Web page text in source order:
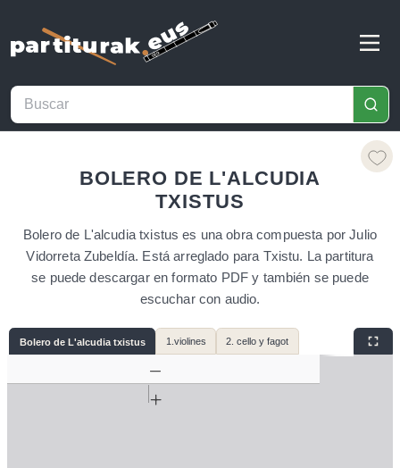
BOLERO DE L'ALCUDIA
TXISTUS
Bolero de L'alcudia txistus es una obra compuesta por Julio
Vidorreta Zubeldía. Está arreglado para Txistu. La partitura
se puede descargar en formato PDF y también se puede
escuchar con audio.
Bolero de L'alcudia txistus 1.violines 2. cello y fagot